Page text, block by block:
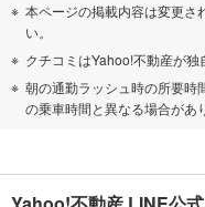
本ページの掲載内容は変更さ
い。
クチコミはYahoo!不動産が独
朝の通勤ラッシュ時の所要時
の乗車時間と異なる場合があ